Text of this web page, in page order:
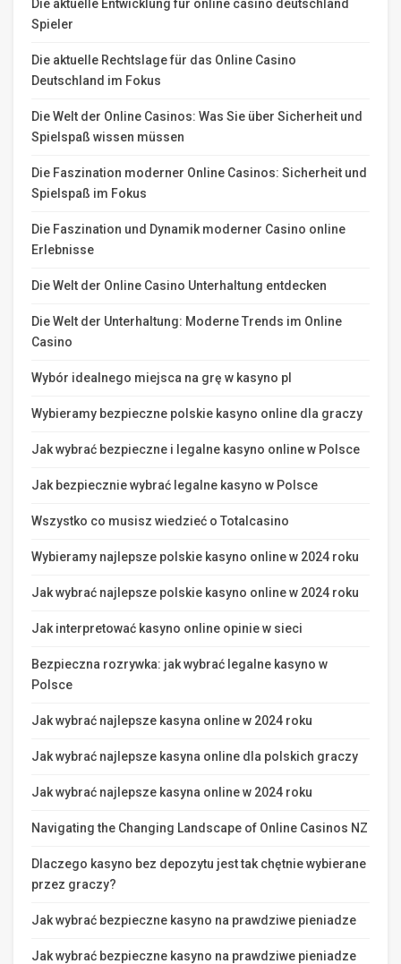
Die aktuelle Entwicklung für online casino deutschland
Spieler
Die aktuelle Rechtslage für das Online Casino
Deutschland im Fokus
Die Welt der Online Casinos: Was Sie über Sicherheit und
Spielspaß wissen müssen
Die Faszination moderner Online Casinos: Sicherheit und
Spielspaß im Fokus
Die Faszination und Dynamik moderner Casino online
Erlebnisse
Die Welt der Online Casino Unterhaltung entdecken
Die Welt der Unterhaltung: Moderne Trends im Online
Casino
Wybór idealnego miejsca na grę w kasyno pl
Wybieramy bezpieczne polskie kasyno online dla graczy
Jak wybrać bezpieczne i legalne kasyno online w Polsce
Jak bezpiecznie wybrać legalne kasyno w Polsce
Wszystko co musisz wiedzieć o Totalcasino
Wybieramy najlepsze polskie kasyno online w 2024 roku
Jak wybrać najlepsze polskie kasyno online w 2024 roku
Jak interpretować kasyno online opinie w sieci
Bezpieczna rozrywka: jak wybrać legalne kasyno w
Polsce
Jak wybrać najlepsze kasyna online w 2024 roku
Jak wybrać najlepsze kasyna online dla polskich graczy
Jak wybrać najlepsze kasyna online w 2024 roku
Navigating the Changing Landscape of Online Casinos NZ
Dlaczego kasyno bez depozytu jest tak chętnie wybierane
przez graczy?
Jak wybrać bezpieczne kasyno na prawdziwe pieniadze
Jak wybrać bezpieczne kasyno na prawdziwe pieniadze